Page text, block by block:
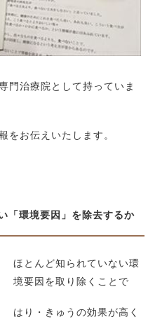
門治療院として持っていま
をお伝えいたします。
「環境要因」を除去するか
ほとんど知られていない環
境要因を取り除くことで
はり・きゅうの効果が高く